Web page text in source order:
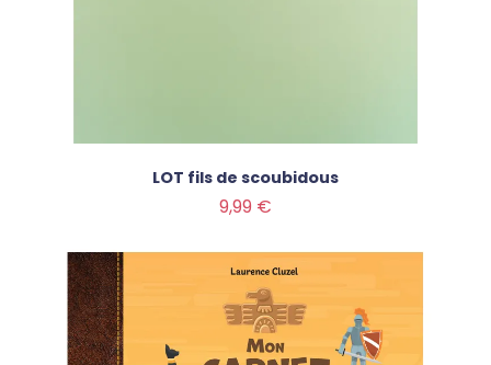
LOT fils de scoubidous
9,99 €